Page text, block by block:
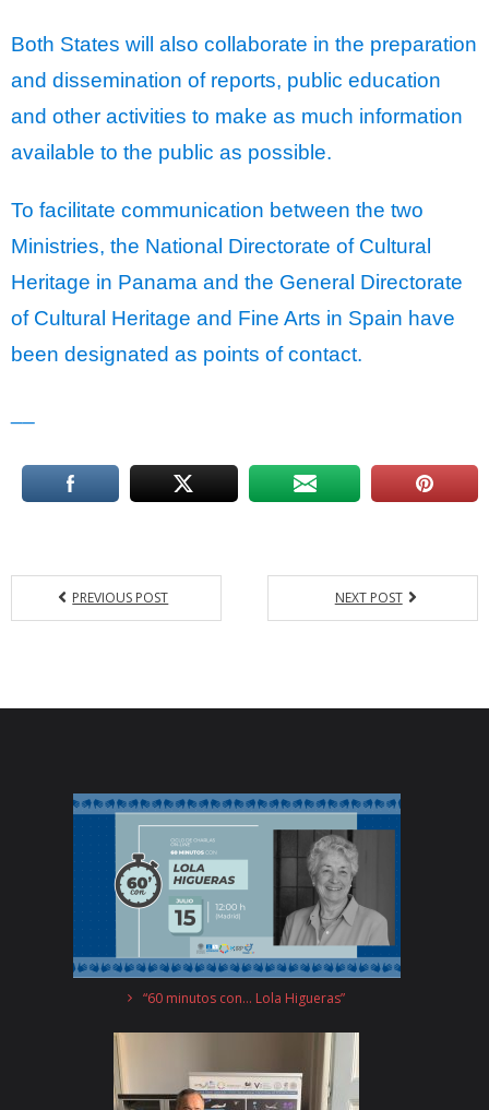
Both States will also collaborate in the preparation
and dissemination of reports, public education
and other activities to make as much information
available to the public as possible.
To facilitate communication between the two
Ministries, the National Directorate of Cultural
Heritage in Panama and the General Directorate
of Cultural Heritage and Fine Arts in Spain have
been designated as points of contact.
PREVIOUS POST NEXT POST
“60 minutos con… Lola Higueras”